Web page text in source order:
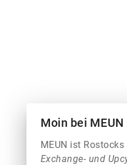
Moin bei MEUN
MEUN ist
Exchange- und